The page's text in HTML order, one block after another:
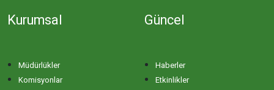
EMRE MAHALLESİ
Kurumsal
Müdürlükler
Komisyonlar
Güncel
Haberler
Etkinlikler